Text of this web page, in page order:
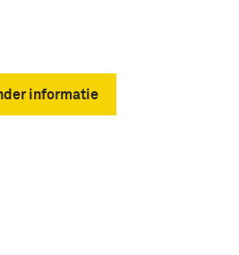
informatie